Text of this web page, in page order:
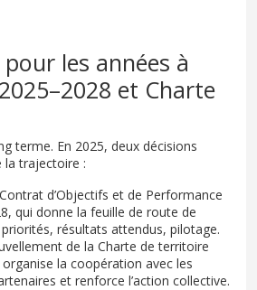
les années à
et Charte
terme. En 2025, deux décisions
la trajectoire :
d’Objectifs et de Performance
qui donne la feuille de route de
priorités, résultats attendus, pilotage.
de la Charte de territoire
la coopération avec les
et renforce l’action collective.